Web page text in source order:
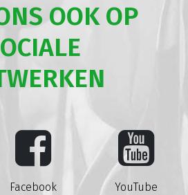
OOK OP
Facebook YouTube